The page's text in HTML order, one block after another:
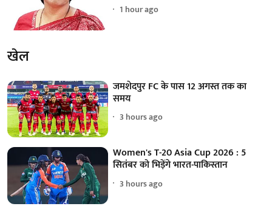
1 hour ago
खेल
जमशेदपुर FC के पास 12 अगस्त तक का
समय
3 hours ago
Women's T-20 Asia Cup 2026 : 5
सितंबर को भिड़ेंगे भारत-पाकिस्तान
3 hours ago